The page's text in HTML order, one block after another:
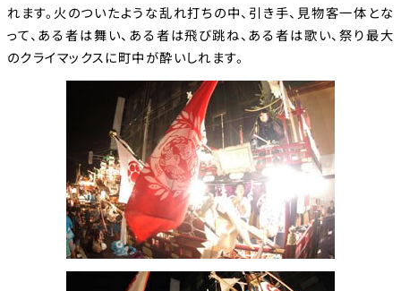
れます。火のついたような乱れ打ちの中、引き手、見物客一体とな
って、ある者は舞い、ある者は飛び跳ね、ある者は歌い、祭り最大
のクライマックスに町中が酔いしれます。